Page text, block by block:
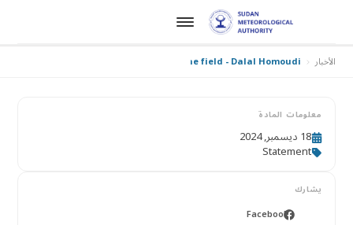
الأخبار Sudan: a voice from the field - Dalal Homoudi
معلومات المادة
18 ديسمبر, 2024
Statement
يشارك
Facebook